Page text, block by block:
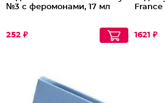
№3 с феромонами, 17 мл
252 ₽
France
1621 ₽